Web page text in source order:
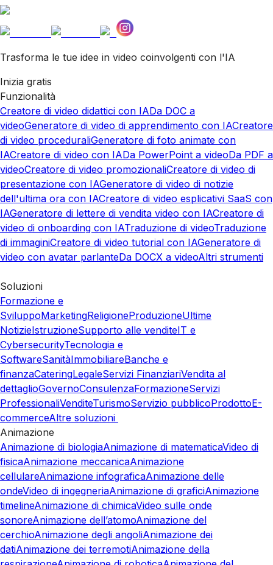
Trasforma le tue idee in video coinvolgenti con l'IA
Inizia gratis
Funzionalità
Creatore di video didattici con IADa DOC a
videoGeneratore di video di apprendimento con IACreatore
di video proceduraliGeneratore di foto animate con
IACreatore di video con IADa PowerPoint a videoDa PDF a
videoCreatore di video promozionaliCreatore di video di
presentazione con IAGeneratore di video di notizie
dell'ultima ora con IACreatore di video esplicativi SaaS con
IAGeneratore di lettere di vendita video con IACreatore di
video di onboarding con IATraduzione di videoTraduzione
di immaginiCreatore di video tutorial con IAGeneratore di
video con avatar parlanteDa DOCX a videoAltri strumenti
Soluzioni
Formazione e
SviluppoMarketingReligioneProduzioneUltime
NotizieIstruzioneSupporto alle venditeIT e
CybersecurityTecnologia e
SoftwareSanitàImmobiliareBanche e
finanzaCateringLegaleServizi FinanziariVendita al
dettaglioGovernoConsulenzaFormazioneServizi
ProfessionaliVenditeTurismoServizio pubblicoProdottoE-
commerceAltre soluzioni
Animazione
Animazione di biologiaAnimazione di matematicaVideo di
fisicaAnimazione meccanicaAnimazione
cellulareAnimazione infograficaAnimazione delle
ondeVideo di ingegneriaAnimazione di graficiAnimazione
timelineAnimazione di chimicaVideo sulle onde
sonoreAnimazione dell’atomoAnimazione del
cerchioAnimazione degli angoliAnimazione dei
datiAnimazione dei terremotiAnimazione della